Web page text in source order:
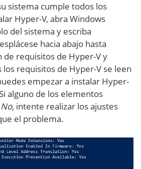
sistema cumple todos los
Hyper-V, abra Windows
del sistema y escriba
hacia abajo hasta
de requisitos de Hyper-V y
requisitos de Hyper-V se leen
empezar a instalar Hyper-
alguno de los elementos
No, intente realizar los ajustes
el problema.